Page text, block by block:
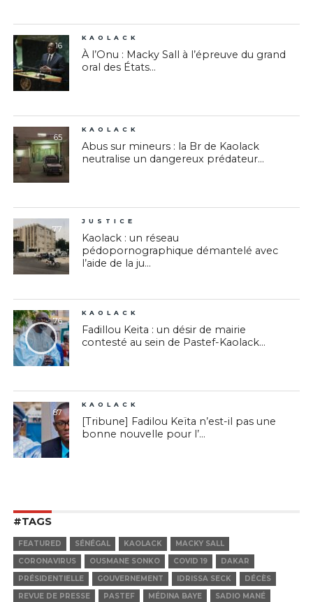
16
KAOLACK
À l’Onu : Macky Sall à l’épreuve du grand
oral des États...
65
KAOLACK
Abus sur mineurs : la Br de Kaolack
neutralise un dangereux prédateur...
77
JUSTICE
Kaolack : un réseau
pédopornographique démantelé avec
l’aide de la ju...
76
KAOLACK
Fadillou Keita : un désir de mairie
contesté au sein de Pastef-Kaolack...
87
KAOLACK
[Tribune] Fadilou Keïta n’est-il pas une
bonne nouvelle pour l’...
#TAGS
FEATURED SÉNÉGAL KAOLACK
MACKY SALL
CORONAVIRUS
OUSMANE SONKO COVID 19
DAKAR
PRÉSIDENTIELLE
GOUVERNEMENT IDRISSA SECK
DÉCÈS
REVUE DE PRESSE
PASTEF MÉDINA BAYE
SADIO MANÉ